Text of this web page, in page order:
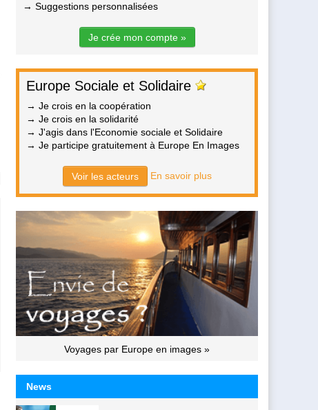
→ Suggestions personnalisées
Je crée mon compte »
Europe Sociale et Solidaire
→ Je crois en la coopération
→ Je crois en la solidarité
→ J'agis dans l'Economie sociale et Solidaire
→ Je participe gratuitement à Europe En Images
Voir les acteurs En savoir plus
Voyages par Europe en images »
News